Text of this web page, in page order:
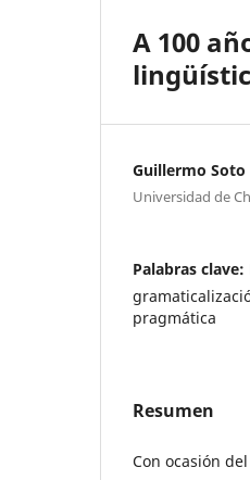
A 100
Guillermo Soto
Universidad de
Palabras clave:
pragmática
Resumen
Con ocasión